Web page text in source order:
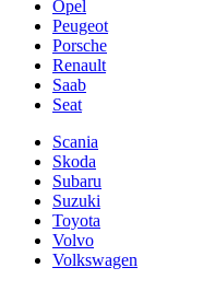
Opel
Peugeot
Porsche
Renault
Saab
Seat
Scania
Skoda
Subaru
Suzuki
Toyota
Volvo
Volkswagen